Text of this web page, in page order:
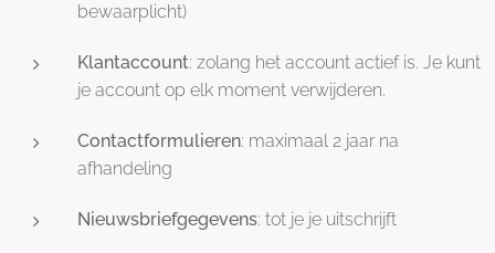
bewaarplicht)
Klantaccount: zolang het account actief is. Je kunt
je account op elk moment verwijderen.
Contactformulieren: maximaal 2 jaar na
afhandeling
Nieuwsbriefgegevens: tot je je uitschrijft